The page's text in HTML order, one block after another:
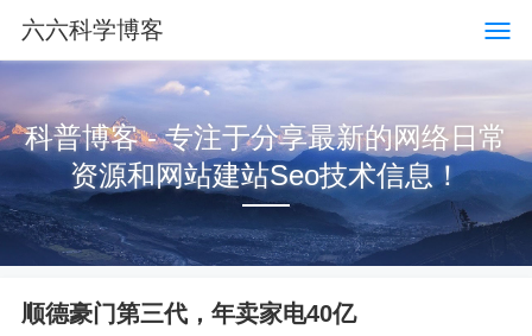
六六科学博客
科普博客 - 专注于分享最新的网络日常
资源和网站建站Seo技术信息！
顺德豪门第三代，年卖家电40亿